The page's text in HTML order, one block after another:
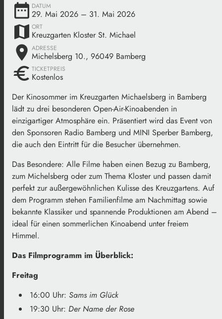
date_range DATUM
29. Mai 2026 – 31. Mai 2026
map ORT
Kreuzgarten Kloster St. Michael
place ADRESSE
Michelsberg 10., 96049 Bamberg
euro TICKETPREIS
Kostenlos
Der Kinosommer im Kreuzgarten Michaelsberg in Bamberg
lädt zu drei besonderen Open-Air-Kinoabenden in
einzigartiger Atmosphäre ein. Präsentiert wird das Event von
den Sponsoren Radio Bamberg und MINI Sperber Bamberg,
die auch den Eintritt für die Besucher übernehmen.
Das Besondere: Alle Filme haben einen Bezug zu Bamberg,
zum Michelsberg oder zum Thema Kloster und passen damit
perfekt zur außergewöhnlichen Kulisse des Kreuzgartens. Auf
dem Programm stehen Familienfilme am Nachmittag sowie
bekannte Klassiker und spannende Produktionen am Abend –
ideal für einen sommerlichen Kinoabend unter freiem
Himmel.
Das Filmprogramm im Überblick:
Freitag
16:00 Uhr: Sams im Glück
19:30 Uhr: Der Name der Rose